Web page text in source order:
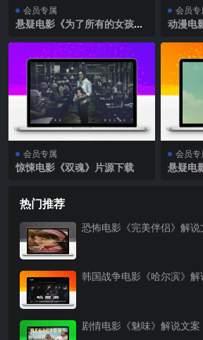
会员专属
悬疑电影《为了所有的女孩》
会员专
动漫电
会员专属
惊悚电影《双魂》片源下载
会员专
悬疑电
热门推荐
恐怖电影《完美伴侣》解说
韩国战争电影《哈尔滨》解
剧情电影《魅味》解说文案